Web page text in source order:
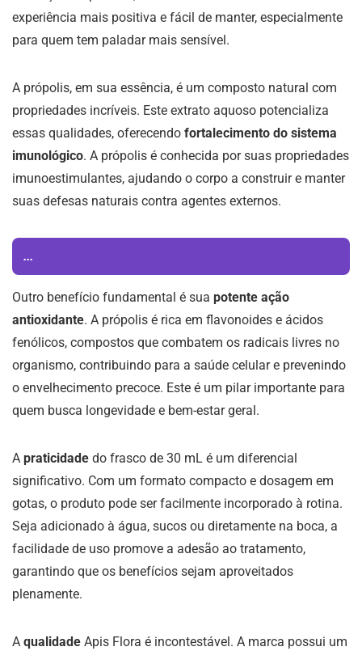
experiência mais positiva e fácil de manter, especialmente
para quem tem paladar mais sensível.
A própolis, em sua essência, é um composto natural com
propriedades incríveis. Este extrato aquoso potencializa
essas qualidades, oferecendo fortalecimento do sistema
imunológico. A própolis é conhecida por suas propriedades
imunoestimulantes, ajudando o corpo a construir e manter
suas defesas naturais contra agentes externos.
...
Outro benefício fundamental é sua potente ação
antioxidante. A própolis é rica em flavonoides e ácidos
fenólicos, compostos que combatem os radicais livres no
organismo, contribuindo para a saúde celular e prevenindo
o envelhecimento precoce. Este é um pilar importante para
quem busca longevidade e bem-estar geral.
A praticidade do frasco de 30 mL é um diferencial
significativo. Com um formato compacto e dosagem em
gotas, o produto pode ser facilmente incorporado à rotina.
Seja adicionado à água, sucos ou diretamente na boca, a
facilidade de uso promove a adesão ao tratamento,
garantindo que os benefícios sejam aproveitados
plenamente.
A qualidade Apis Flora é incontestável. A marca possui um